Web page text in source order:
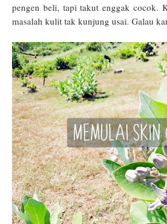
pengen beli, tapi takut enggak cocok.
masalah kulit tak kunjung usai. Galau